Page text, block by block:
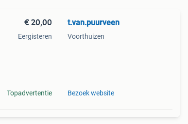
€ 20,00
Eergisteren
Topadvertentie
t.van.puurveen
Voorthuizen
Bezoek website